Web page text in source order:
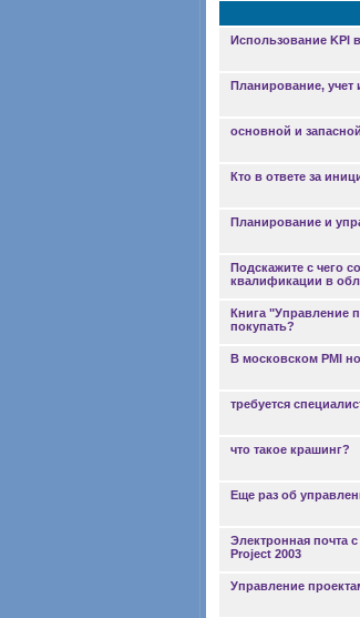
Использование KPI
Планирование, учет
основной и
Кто в ответе за
Планирование и
Подскажите с чего
квалификации в
Книга "Управление
покупать?
В московском PMI
требуется
что такое крашинг?
Еще раз об
Электронная почта
Project 2003
Управление